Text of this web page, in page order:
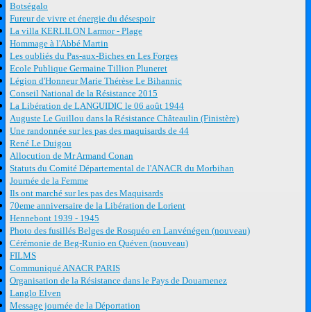
Botségalo
Fureur de vivre et énergie du désespoir
La villa KERLILON Larmor - Plage
Hommage à l'Abbé Martin
Les oubliés du Pas-aux-Biches en Les Forges
Ecole Publique Germaine Tillion Pluneret
Légion d'Honneur Marie Thérèse Le Bihannic
Conseil National de la Résistance 2015
La Libération de LANGUIDIC le 06 août 1944
Auguste Le Guillou dans la Résistance Châteaulin (Finistère)
Une randonnée sur les pas des maquisards de 44
René Le Duigou
Allocution de Mr Armand Conan
Statuts du Comité Départemental de l'ANACR du Morbihan
Journée de la Femme
Ils ont marché sur les pas des Maquisards
70eme anniversaire de la Libération de Lorient
Hennebont 1939 - 1945
Photo des fusillés Belges de Rosquéo en Lanvénégen (nouveau)
Cérémonie de Beg-Runio en Quéven (nouveau)
FILMS
Communiqué ANACR PARIS
Organisation de la Résistance dans le Pays de Douarnenez
Langlo Elven
Message journée de la Déportation